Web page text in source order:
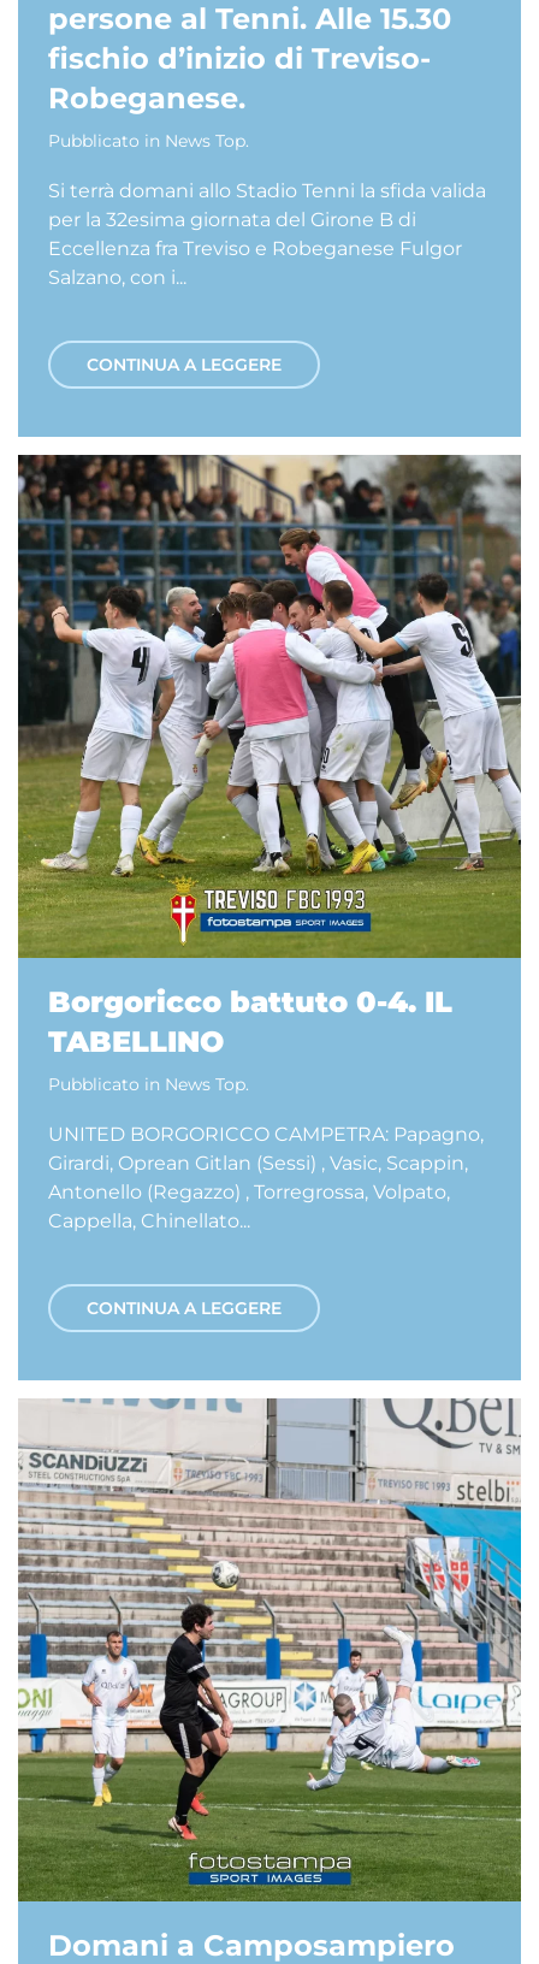
persone al Tenni. Alle 15.30
fischio d’inizio di Treviso-
Robeganese.
Pubblicato in News Top.
Si terrà domani allo Stadio Tenni la sfida valida
per la 32esima giornata del Girone B di
Eccellenza fra Treviso e Robeganese Fulgor
Salzano, con i...
CONTINUA A LEGGERE
Borgoricco battuto 0-4. IL
TABELLINO
Pubblicato in News Top.
UNITED BORGORICCO CAMPETRA: Papagno,
Girardi, Oprean Gitlan (Sessi) , Vasic, Scappin,
Antonello (Regazzo) , Torregrossa, Volpato,
Cappella, Chinellato...
CONTINUA A LEGGERE
Domani a Camposampiero